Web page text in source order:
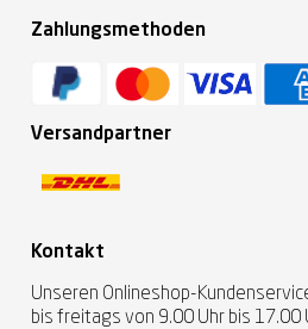
Zahlungsmethoden
Versandpartner
Kontakt
Unseren Onlineshop-
bis freitags von 9.00 Uhr bis 17.00